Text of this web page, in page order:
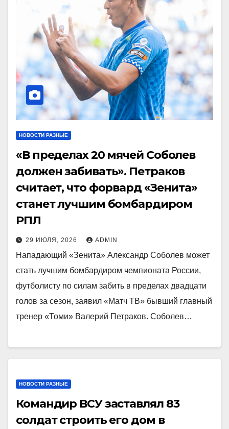
НОВОСТИ РАЗНЫЕ
«В пределах 20 мячей Соболев
должен забивать». Петраков
считает, что форвард «Зенита»
станет лучшим бомбардиром
РПЛ
29 ИЮЛЯ, 2026 ADMIN
Нападающий «Зенита» Александр Соболев может
стать лучшим бомбардиром чемпионата России,
футболисту по силам забить в пределах двадцати
голов за сезон, заявил «Матч ТВ» бывший главный
тренер «Томи» Валерий Петраков. Соболев…
НОВОСТИ РАЗНЫЕ
Командир ВСУ заставлял 83
солдат строить его дом в